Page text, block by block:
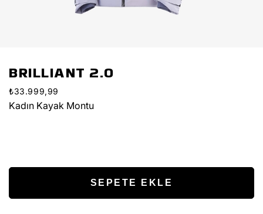
BRILLIANT 2.0
₺33.999,99
Kadın Kayak Montu